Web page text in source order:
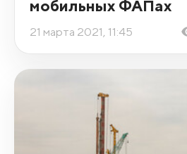
мобильных ФАПах
21 марта 2021, 11:45